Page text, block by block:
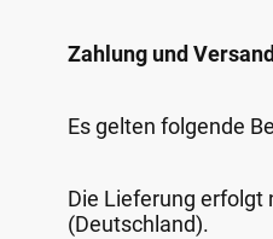
Zahlung und Versand
Es gelten folgende
Die Lieferung erfolgt
(Deutschland).